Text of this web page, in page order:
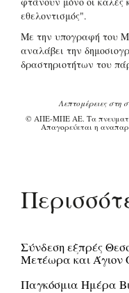
εθελοντισμός".
Με την υπογραφή του
αναλάβει την
δραστηριοτήτων του
Λεπτομέρειες στη
© ΑΠΕ-ΜΠΕ ΑΕ. Τα
Απαγορεύεται η
Σύνδεση εξπρές
Μετέωρα και Άγιον
Παγκόσμια Ημέρα